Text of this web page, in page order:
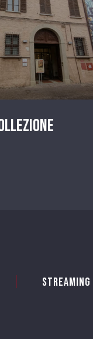
il servizio
Streaming